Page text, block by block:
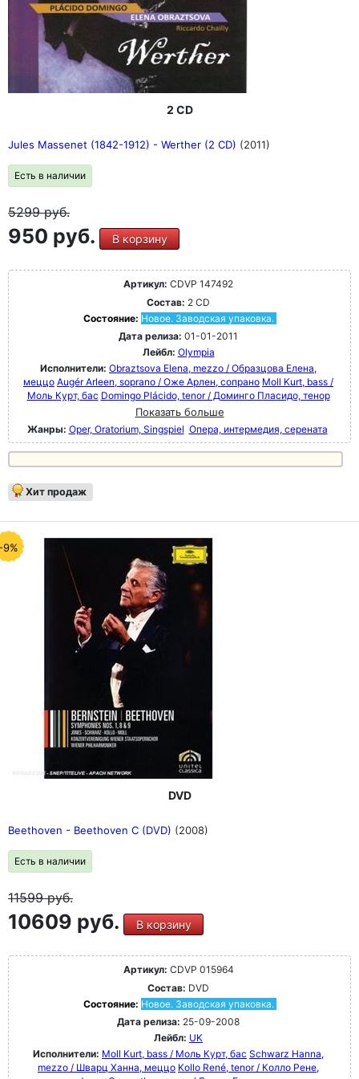
2 CD
Jules Massenet (1842-1912) - Werther (2 CD) (2011)
Есть в наличии
5299руб.
950 руб. В корзину
Артикул: CDVP 147492
Состав: 2 CD
Состояние: Новое. Заводская упаковка.
Дата релиза: 01-01-2011
Лейбл: Olympia
Исполнители: Obraztsova Elena, mezzo / Образцова Елена,
меццо Augér Arleen, soprano / Оже Арлен, сопрано Moll Kurt, bass /
Моль Курт, бас Domingo Plácido, tenor / Доминго Пласидо, тенор
Показать больше
Жанры: Oper, Oratorium, Singspiel Опера, интермедия, серената
Хит продаж
9%
DVD
Beethoven - Beethoven C (DVD) (2008)
Есть в наличии
11599руб.
10609 руб. В корзину
Артикул: CDVP 015964
Состав: DVD
Состояние: Новое. Заводская упаковка.
Дата релиза: 25-09-2008
Лейбл: UK
Исполнители: Moll Kurt, bass / Моль Курт, бас Schwarz Hanna,
mezzo / Шварц Ханна, меццо Kollo René, tenor / Колло Рене,